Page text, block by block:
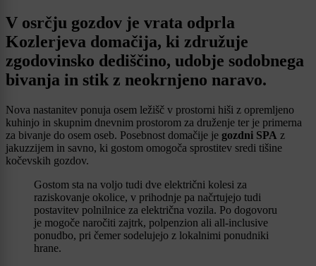
V osrčju gozdov je vrata odprla
Kozlerjeva domačija, ki združuje
zgodovinsko dediščino, udobje sodobnega
bivanja in stik z neokrnjeno naravo.
Nova nastanitev ponuja osem ležišč v prostorni hiši z opremljeno
kuhinjo in skupnim dnevnim prostorom za druženje ter je primerna
za bivanje do osem oseb. Posebnost domačije je gozdni SPA z
jakuzzijem in savno, ki gostom omogoča sprostitev sredi tišine
kočevskih gozdov.
Gostom sta na voljo tudi dve električni kolesi za
raziskovanje okolice, v prihodnje pa načrtujejo tudi
postavitev polnilnice za električna vozila. Po dogovoru
je mogoče naročiti zajtrk, polpenzion ali all-inclusive
ponudbo, pri čemer sodelujejo z lokalnimi ponudniki
hrane.